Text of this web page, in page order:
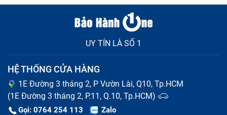
UY TÍN LÀ SỐ 1
HỆ THỐNG CỬA HÀNG
1E Đường 3 tháng 2, P Vườn Lài, Q10, Tp.HCM
(1E Đường 3 tháng 2, P.11, Q.10, Tp.HCM)
Gọi: 0764 254 113 Zalo